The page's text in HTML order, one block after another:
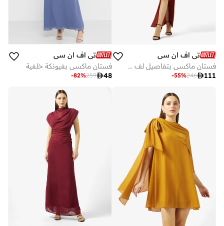
تي اف ان سي
فستان ماكسي بتفاصيل لف وتنورة باندو
111
246
-55%
تي اف ان سي
فستان ماكسي بفيونكة خلفية
48
259
-82%